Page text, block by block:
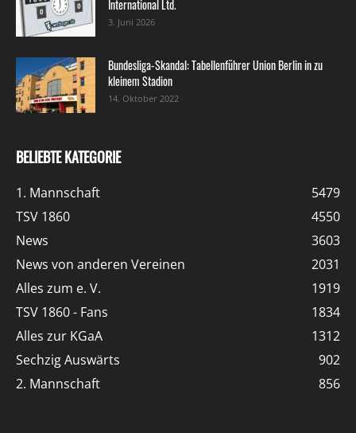
International Ltd.
3. Juni 2026
Bundesliga-Skandal: Tabellenführer Union Berlin in zu
kleinem Stadion
14. Oktober 2022
BELIEBTE KATEGORIE
1. Mannschaft
5479
TSV 1860
4550
News
3603
News von anderen Vereinen
2031
Alles zum e. V.
1919
TSV 1860 - Fans
1834
Alles zur KGaA
1312
Sechzig Auswärts
902
2. Mannschaft
856